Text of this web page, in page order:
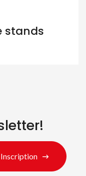
stands
Inscription